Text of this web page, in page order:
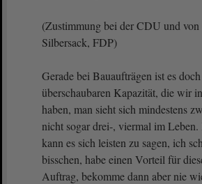
(Zustimmung bei der CDU und von
Silbersack, FDP)
Gerade bei Bauaufträgen ist es
überschaubaren Kapazität, die wir
haben, man sieht sich mindestens
nicht sogar drei-, viermal im
kann es sich leisten zu sagen, ich
bisschen, habe einen Vorteil für
Auftrag, bekomme dann aber nie